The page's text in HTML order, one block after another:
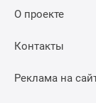
О проекте
Контакты
Реклама на